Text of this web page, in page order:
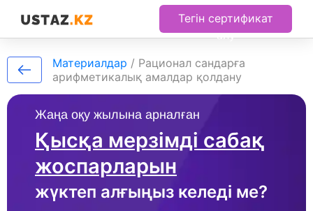
Тегін сертификат
алу
Жаңа оқу жылына арналған
Қысқа мерзімді сабақ
жоспарларын
жүктеп алғыңыз келеді ме?
Материалдар / Рационал сандарға
арифметикалық амалдар қолдану